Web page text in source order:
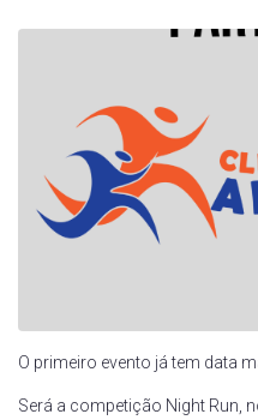
O primeiro evento já tem data
Será a competição Night Run,